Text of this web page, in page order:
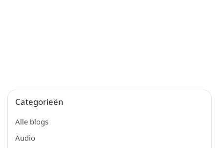
Categorieën
Alle blogs
Audio